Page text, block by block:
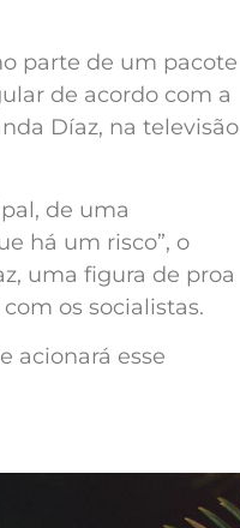
parte de um pacote
de acordo com a
Díaz, na televisão
de uma
há um risco”, o
uma figura de proa
os socialistas.
acionará esse